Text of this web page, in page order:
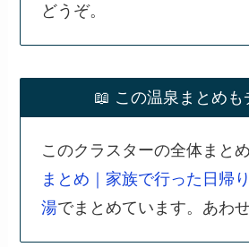
どうぞ。
📖 この温泉まとめも
このクラスターの全体まと
まとめ｜家族で行った日帰
湯でまとめています。あわせ